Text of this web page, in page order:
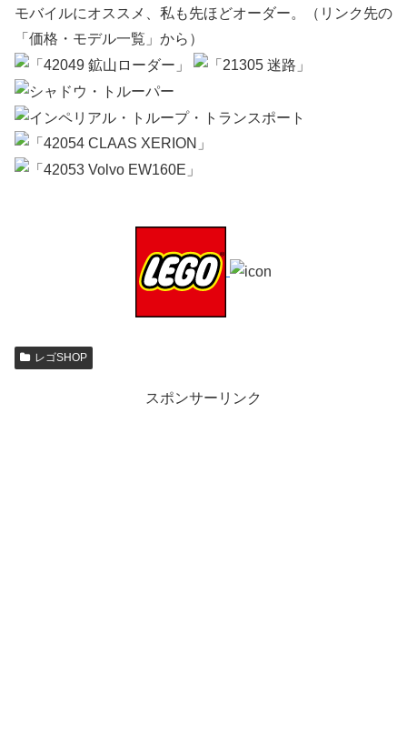
モバイルにオススメ、私も先ほどオーダー。（リンク先の
「価格・モデル一覧」から）
レゴSHOP
スポンサーリンク